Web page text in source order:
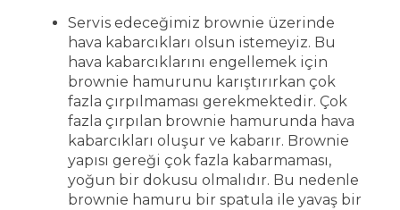
Servis edeceğimiz brownie üzerinde
hava kabarcıkları olsun istemeyiz. Bu
hava kabarcıklarını engellemek için
brownie hamurunu karıştırırkan çok
fazla çırpılmaması gerekmektedir. Çok
fazla çırpılan brownie hamurunda hava
kabarcıkları oluşur ve kabarır. Brownie
yapısı gereği çok fazla kabarmaması,
yoğun bir dokusu olmalıdır. Bu nedenle
brownie hamuru bir spatula ile yavaş bir